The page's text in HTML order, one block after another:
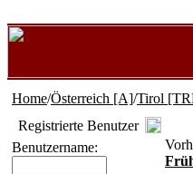
Home/Österreich [A]/Tirol
Registrierte Benutzer
Benutzername: